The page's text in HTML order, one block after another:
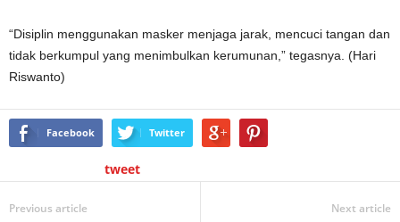
“Disiplin menggunakan masker menjaga jarak, mencuci tangan dan
tidak berkumpul yang menimbulkan kerumunan,” tegasnya. (Hari
Riswanto)
Facebook Twitter
tweet
Previous article Next article